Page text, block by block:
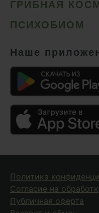
Снижение
Спокойствие и сон
Спортивное
Улучшение
Чага
Энергия и
ГРИБНАЯ
ПСИХОБИОМ
Наше
Политика
Согласие на
Публичная оферта